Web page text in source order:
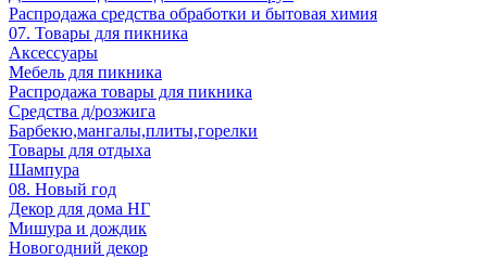
Распродажа средства обработки и бытовая химия
07. Товары для пикника
Аксессуары
Мебель для пикника
Распродажа товары для пикника
Средства д/розжига
Барбекю,мангалы,плиты,горелки
Товары для отдыха
Шампура
08. Новый год
Декор для дома НГ
Мишура и дождик
Новогодний декор